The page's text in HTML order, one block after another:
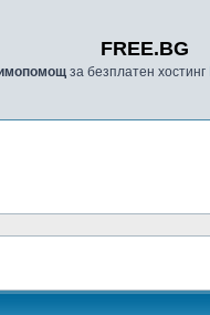
FREE.BG
за безплатен хостинг